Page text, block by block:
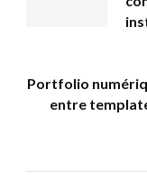
Portfolio
entre